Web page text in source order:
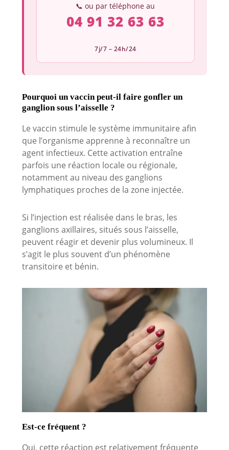
📞 ou par téléphone au
04 91 32 63 63
7j/7 – 24h/24
Pourquoi un vaccin peut-il faire gonfler un
ganglion sous l’aisselle ?
Le vaccin stimule le système immunitaire afin
que l’organisme apprenne à reconnaître un
agent infectieux. Cette activation entraîne
parfois une réaction locale ou régionale,
notamment au niveau des ganglions
lymphatiques proches de la zone injectée.
Si l’injection est réalisée dans le bras, les
ganglions axillaires, situés sous l’aisselle,
peuvent réagir et devenir plus volumineux. Il
s’agit le plus souvent d’un phénomène
transitoire et bénin.
Est-ce fréquent ?
Oui, cette réaction est relativement fréquente